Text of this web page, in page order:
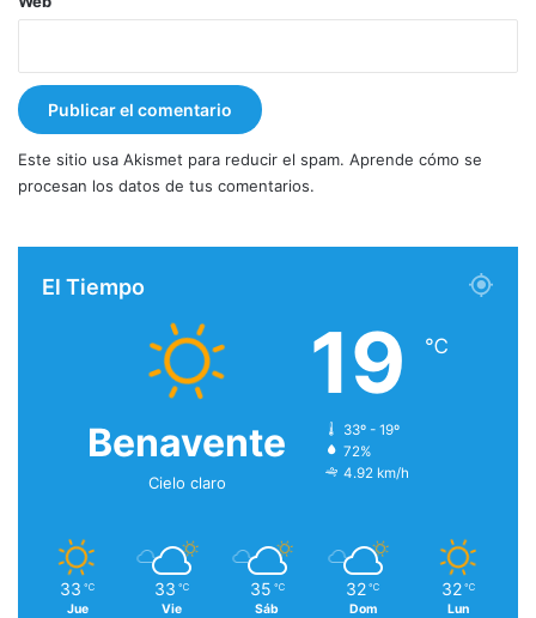
Este sitio usa Akismet para reducir el spam. Aprende cómo se
procesan los datos de tus comentarios.
El Tiempo
Benavente
Cielo claro
19 ℃
33º - 19º
72%
4.92 km/h
33 ℃
Jue
33 ℃
Vie
35 ℃
Sáb
32 ℃
Dom
32 ℃
Lun